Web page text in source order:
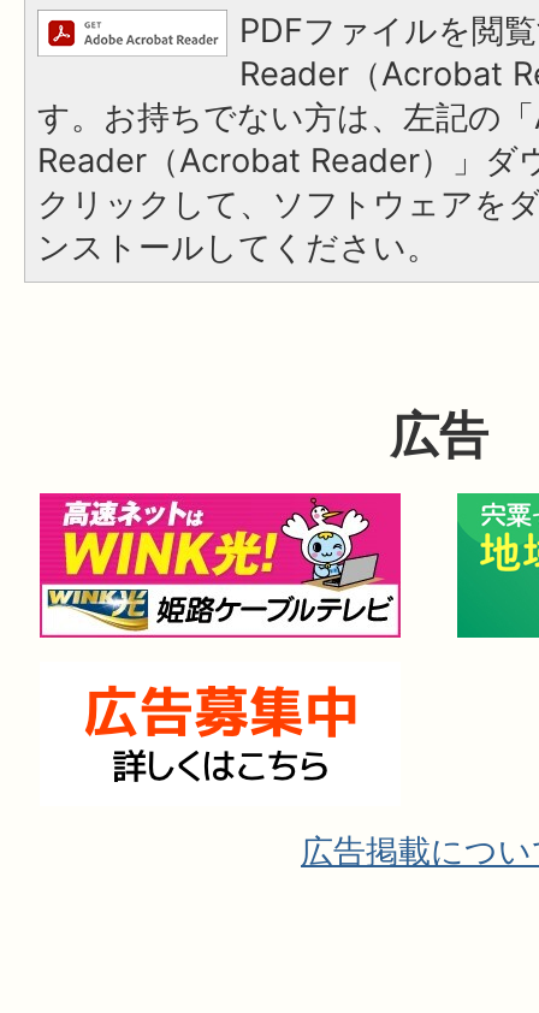
PDFファイルを閲
Reader（Acrobat
す。お持ちでない方は、左記の
Reader（Acrobat Reader）」ダ
クリックして、ソフトウェアを
ンストールしてください。
広告
広告掲載につ